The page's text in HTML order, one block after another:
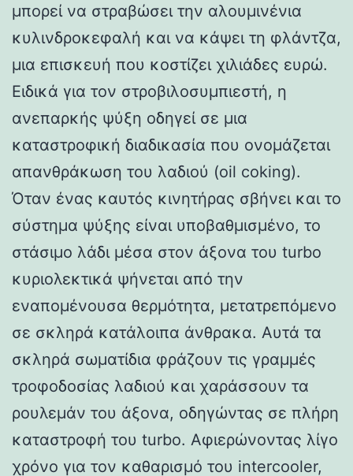
μπορεί να στραβώσει την αλουμινένια
κυλινδροκεφαλή και να κάψει τη φλάντζα,
μια επισκευή που κοστίζει χιλιάδες ευρώ.
Ειδικά για τον στροβιλοσυμπιεστή, η
ανεπαρκής ψύξη οδηγεί σε μια
καταστροφική διαδικασία που ονομάζεται
απανθράκωση του λαδιού (oil coking).
Όταν ένας καυτός κινητήρας σβήνει και το
σύστημα ψύξης είναι υποβαθμισμένο, το
στάσιμο λάδι μέσα στον άξονα του turbo
κυριολεκτικά ψήνεται από την
εναπομένουσα θερμότητα, μετατρεπόμενο
σε σκληρά κατάλοιπα άνθρακα. Αυτά τα
σκληρά σωματίδια φράζουν τις γραμμές
τροφοδοσίας λαδιού και χαράσσουν τα
ρουλεμάν του άξονα, οδηγώντας σε πλήρη
καταστροφή του turbo. Αφιερώνοντας λίγο
χρόνο για τον καθαρισμό του intercooler,